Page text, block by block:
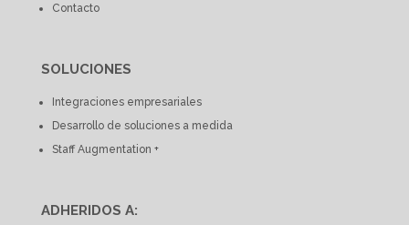
Contacto
SOLUCIONES
Integraciones empresariales
Desarrollo de soluciones a medida
Staff Augmentation +
ADHERIDOS A: